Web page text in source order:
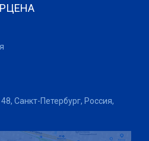
Санкт-Петербург, Россия,